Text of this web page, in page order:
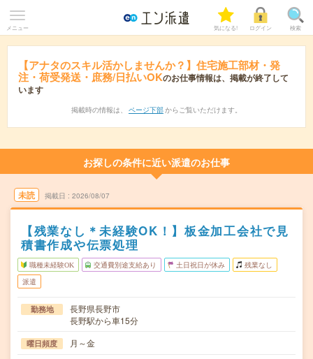
メニュー 気になる! ログイン 検索
【アナタのスキル活かしませんか？】住宅施工部材・発
注・荷受発送・庶務/日払いOKのお仕事情報は、掲載が終了して
います
掲載時の情報は、 ページ下部 からご覧いただけます。
お探しの条件に近い派遣のお仕事
未読 掲載日 2026/08/07
【残業なし＊未経験OK！】板金加工会社で見
積書作成や伝票処理
職種未経験OK 交通費別途支給あり 土日祝日が休み 残業なし
派遣
勤務地
長野県長野市
長野駅から車15分
曜日頻度 月～金